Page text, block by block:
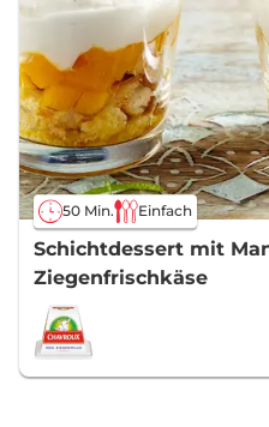
50 Min. Einfach
Schichtdessert mit
Ziegenfrischkäse